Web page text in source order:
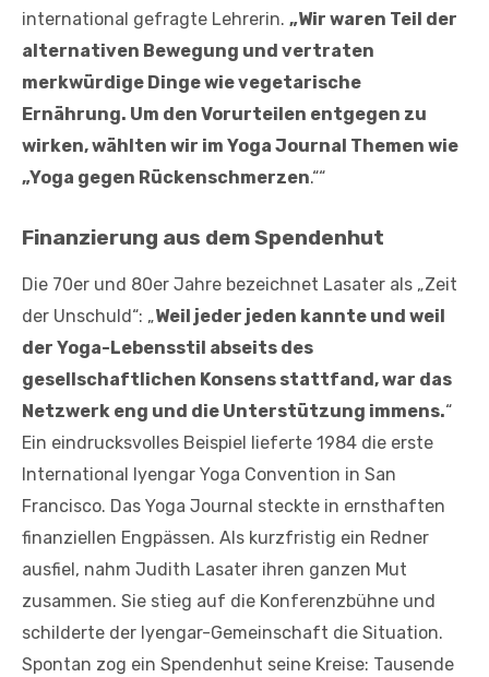
international gefragte Lehrerin. „Wir waren Teil der
alternativen Bewegung und vertraten
merkwürdige Dinge wie vegetarische
Ernährung. Um den Vorurteilen entgegen zu
wirken, wählten wir im Yoga Journal Themen wie
„Yoga gegen Rückenschmerzen.““
Finanzierung aus dem Spendenhut
Die 70er und 80er Jahre bezeichnet Lasater als „Zeit
der Unschuld“: „Weil jeder jeden kannte und weil
der Yoga-Lebensstil abseits des
gesellschaftlichen Konsens stattfand, war das
Netzwerk eng und die Unterstützung immens.“
Ein eindrucksvolles Beispiel lieferte 1984 die erste
International Iyengar Yoga Convention in San
Francisco. Das Yoga Journal steckte in ernsthaften
finanziellen Engpässen. Als kurzfristig ein Redner
ausfiel, nahm Judith Lasater ihren ganzen Mut
zusammen. Sie stieg auf die Konferenzbühne und
schilderte der Iyengar-Gemeinschaft die Situation.
Spontan zog ein Spendenhut seine Kreise: Tausende